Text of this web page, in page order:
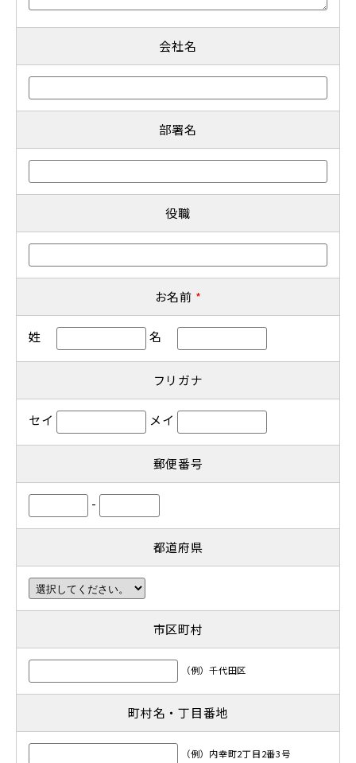
会社名
部署名
役職
お名前 *
姓 名
フリガナ
セイ メイ
郵便番号
-
都道府県
市区町村
（例）千代田区
町村名・丁目番地
（例）内幸町2丁目2番3号